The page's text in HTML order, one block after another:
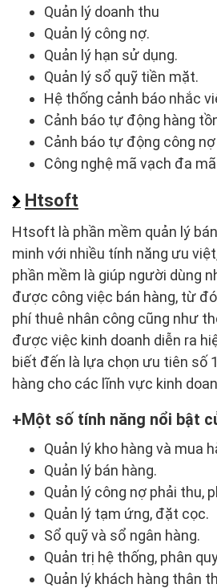
Quản lý doanh thu
Quản lý công nợ.
Quản lý hạn sử dụng.
Quản lý sổ quỹ tiền mặt.
Hệ thống cảnh báo nhắc
Cảnh báo tự động hàng
Cảnh báo tự động công
Công nghệ mã vạch đa
Htsoft
Htsoft là phần mềm quản lý
minh với nhiều tính năng ưu
phần mềm là giúp người dùng
được công việc bán hàng, từ
phí thuê nhân công cũng như
được việc kinh doanh diễn ra
biết đến là lựa chọn ưu tiên số
hàng cho các lĩnh vực kinh
Một số tính năng nổi bật
Quản lý kho hàng và mua
Quản lý bán hàng.
Quản lý công nợ phải thu,
Quản lý tạm ứng, đặt cọc.
Sổ quỹ và sổ ngân hàng.
Quản trị hệ thống, phân
Quản lý khách hàng thân